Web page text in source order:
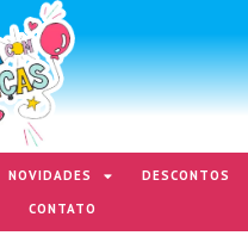
NOVIDADES
DESCONTOS
CONTATO